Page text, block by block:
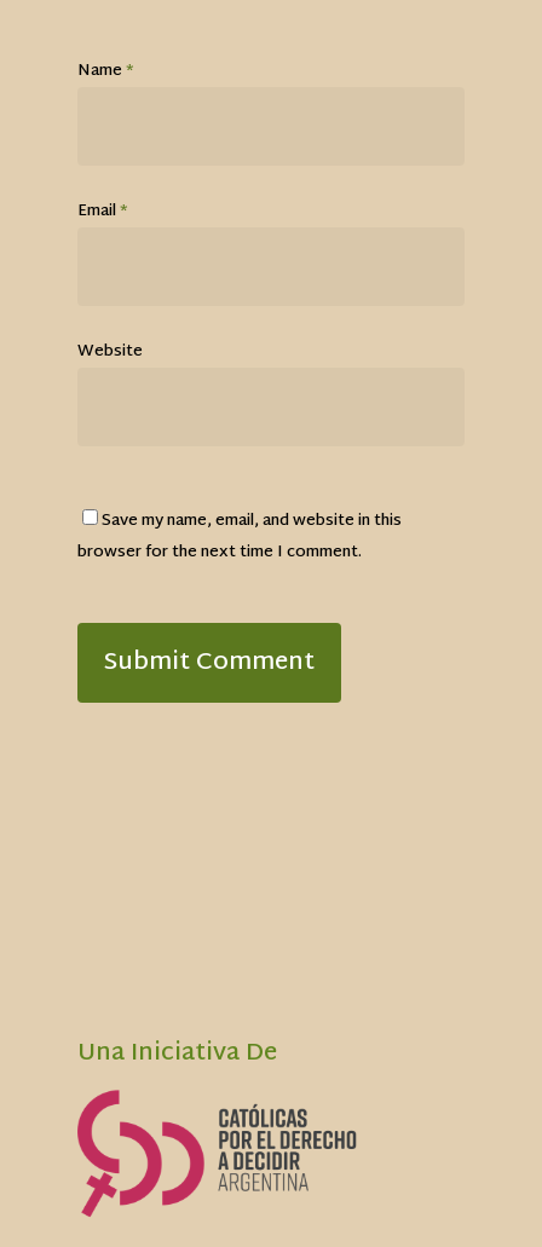
Name*
Email*
Website
Save my name, email, and website in this
browser for the next time I comment.
Una Iniciativa De